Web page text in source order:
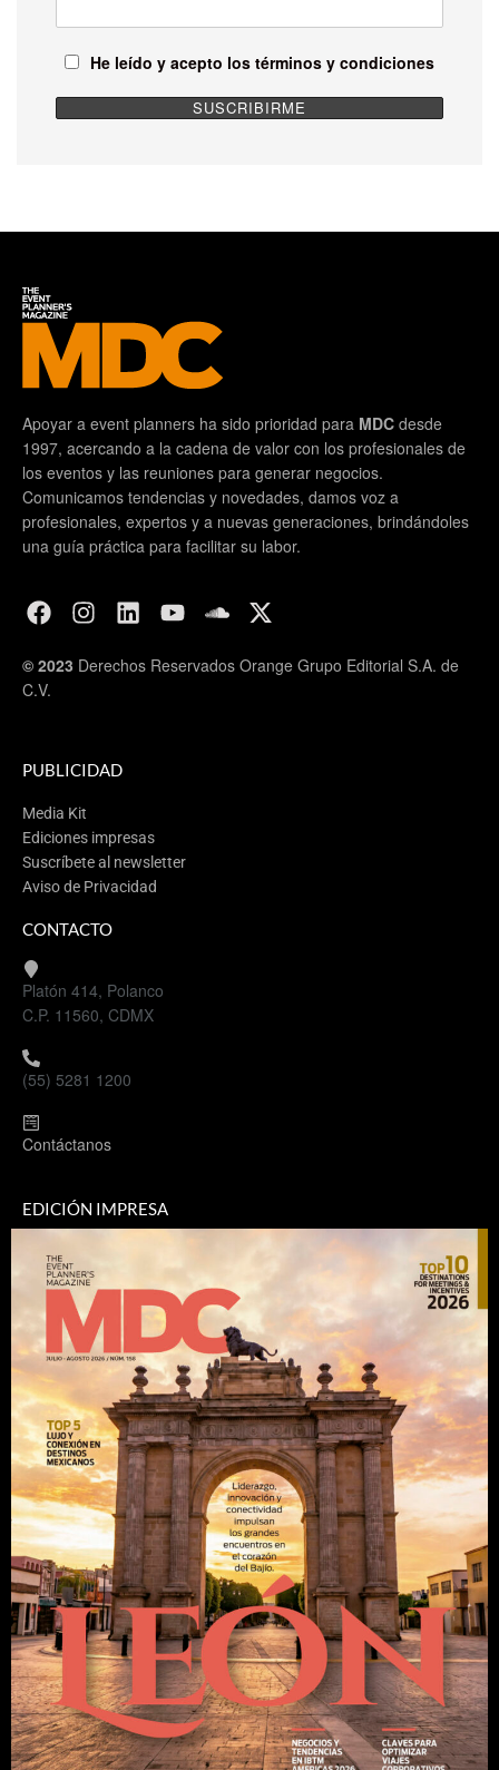
He leído y acepto los términos y condiciones
Apoyar a event planners ha sido prioridad para MDC desde
1997, acercando a la cadena de valor con los profesionales de
los eventos y las reuniones para generar negocios.
Comunicamos tendencias y novedades, damos voz a
profesionales, expertos y a nuevas generaciones, brindándoles
una guía práctica para facilitar su labor.
© 2023 Derechos Reservados Orange Grupo Editorial S.A. de
C.V.
PUBLICIDAD
Media Kit
Ediciones impresas
Suscríbete al newsletter
Aviso de Privacidad
CONTACTO
Platón 414, Polanco
C.P. 11560, CDMX
(55) 5281 1200
Contáctanos
EDICIÓN IMPRESA